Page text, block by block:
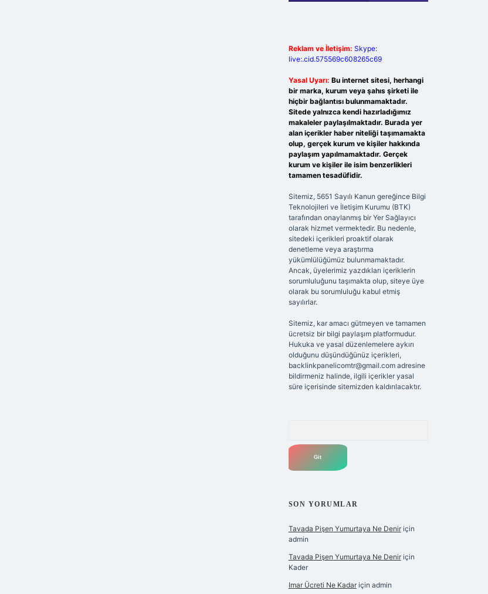
Reklam ve İletişim: Skype:
live:.cid.575569c608265c69
Yasal Uyarı: Bu internet sitesi, herhangi
bir marka, kurum veya şahıs şirketi ile
hiçbir bağlantısı bulunmamaktadır.
Sitede yalnızca kendi hazırladığımız
makaleler paylaşılmaktadır. Burada yer
alan içerikler haber niteliği taşımamakta
olup, gerçek kurum ve kişiler hakkında
paylaşım yapılmamaktadır. Gerçek
kurum ve kişiler ile isim benzerlikleri
tamamen tesadüfidir.
Sitemiz, 5651 Sayılı Kanun gereğince Bilgi
Teknolojileri ve İletişim Kurumu (BTK)
tarafından onaylanmış bir Yer Sağlayıcı
olarak hizmet vermektedir. Bu nedenle,
sitedeki içerikleri proaktif olarak
denetleme veya araştırma
yükümlülüğümüz bulunmamaktadır.
Ancak, üyelerimiz yazdıkları içeriklerin
sorumluluğunu taşımakta olup, siteye üye
olarak bu sorumluluğu kabul etmiş
sayılırlar.
Sitemiz, kar amacı gütmeyen ve tamamen
ücretsiz bir bilgi paylaşım platformudur.
Hukuka ve yasal düzenlemelere aykırı
olduğunu düşündüğünüz içerikleri,
backlinkpanelicomtr@gmail.comadresine
bildirmeniz halinde, ilgili içerikler yasal
süre içerisinde sitemizden kaldırılacaktır.
SON YORUMLAR
Tavada Pişen Yumurtaya Ne Deniriçin
admin
Tavada Pişen Yumurtaya Ne Deniriçin
Kader
Imar Ücreti Ne Kadariçin admin